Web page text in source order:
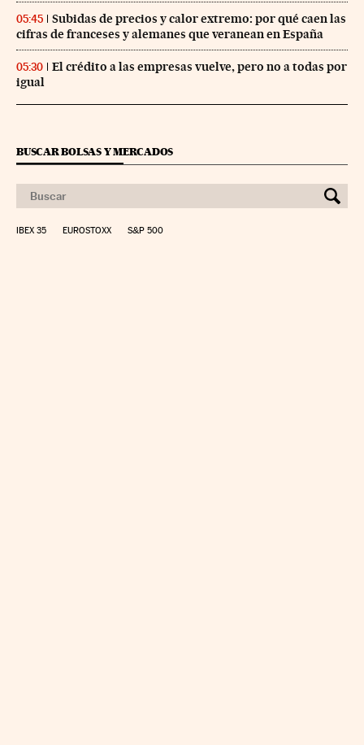
05:45
Subidas de precios y calor extremo: por qué caen las
cifras de franceses y alemanes que veranean en España
05:30
El crédito a las empresas vuelve, pero no a todas por
igual
BUSCAR BOLSAS Y MERCADOS
IBEX 35 EUROSTOXX S&P 500